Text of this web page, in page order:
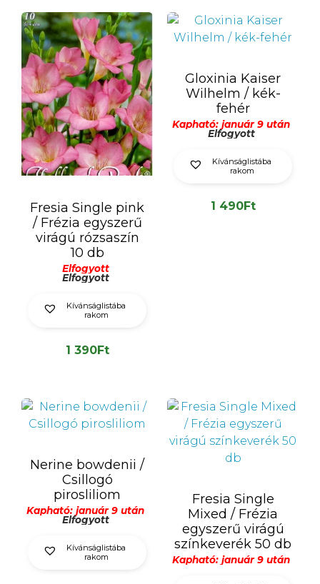
Fresia Single pink
/ Frézia egyszerű
virágú rózsaszín
10 db
Elfogyott
Elfogyott
Kívánságlistába
rakom
1 390Ft
Gloxinia Kaiser
Wilhelm / kék-
fehér
Kapható: január 9 után
Elfogyott
Kívánságlistába
rakom
1 490Ft
Nerine bowdenii /
Csillogó
pirosliliom
Kapható: január 9 után
Elfogyott
Kívánságlistába
rakom
Fresia Single
Mixed / Frézia
egyszerű virágú
színkeverék 50 db
Kapható: január 9 után